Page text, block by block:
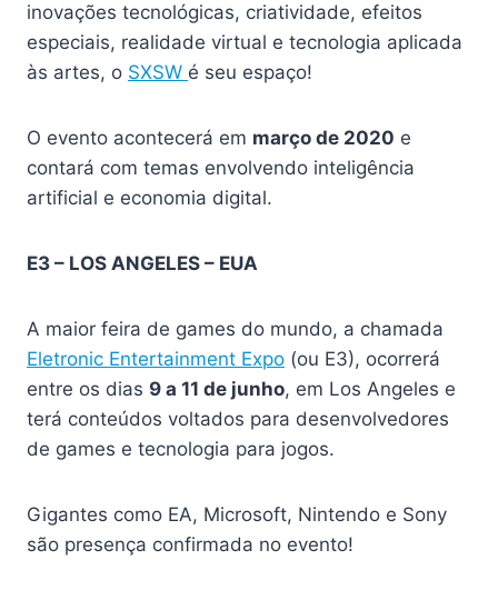
inovações tecnológicas, criatividade, efeitos
especiais, realidade virtual e tecnologia aplicada
às artes, o SXSW é seu espaço!
O evento acontecerá em março de 2020 e
contará com temas envolvendo inteligência
artificial e economia digital.
E3 – LOS ANGELES – EUA
A maior feira de games do mundo, a chamada
Eletronic Entertainment Expo (ou E3), ocorrerá
entre os dias 9 a 11 de junho, em Los Angeles e
terá conteúdos voltados para desenvolvedores
de games e tecnologia para jogos.
Gigantes como EA, Microsoft, Nintendo e Sony
são presença confirmada no evento!